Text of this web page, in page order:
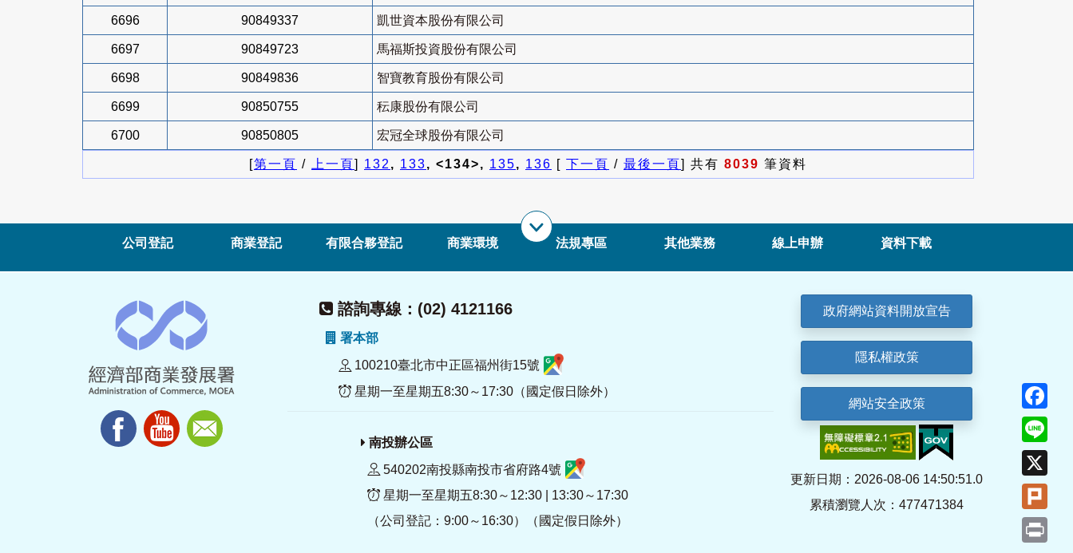
6696 90849337 凱世資本股份有限公司
6697 90849723 馬福斯投資股份有限公司
6698 90849836 智寶教育股份有限公司
6699 90850755 秐康股份有限公司
6700 90850805 宏冠全球股份有限公司
[第一頁 / 上一頁] 132, 133, <134>, 135, 136 [ 下一頁 / 最後一頁] 共有 8039 筆資料
公司登記 商業登記 有限合夥登記 商業環境 法規專區 其他業務 線上申辦 資料下載
諮詢專線：(02) 4121166
署本部
100210臺北市中正區福州街15號
星期一至星期五8:30～17:30（國定假日除外）
南投辦公區
540202南投縣南投市省府路4號
星期一至星期五8:30～12:30 | 13:30～17:30
（公司登記：9:00～16:30）（國定假日除外）
政府網站資料開放宣告
隱私權政策
網站安全政策
更新日期：2026-08-06 14:50:51.0
累積瀏覽人次：477471384